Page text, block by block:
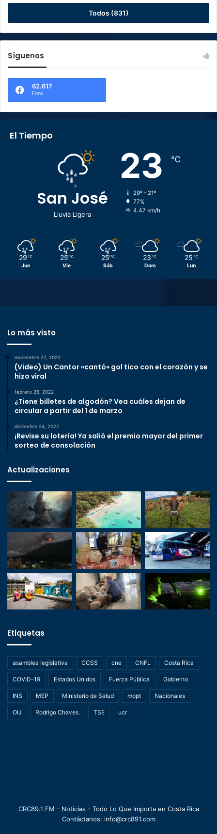
Todos (831)
Síguenos
62.617
Fans
El Tiempo
San José
Lluvia Ligera
23 ℃
29º - 21º
77%
4.47 km/h
29 ℃
Jue
25 ℃
Vie
25 ℃
Sáb
23 ℃
Dom
25 ℃
Lun
Lo más visto
noviembre 27, 2022
(Video) Un Cantor «cantó» gol tico con el corazón y se
hizo viral
febrero 26, 2022
¿Tiene billetes de algodón? Vea cuáles dejan de
circular a partir del 1 de marzo
diciembre 24, 2022
¡Revise su lotería! Ya salió el premio mayor del primer
sorteo de consolación
Actualizaciones
Etiquetas
asamblea legislativa CCSS cne CNFL Costa Rica
COVID-19 Estados Unidos Fuerza Pública Gobierno
INS MEP Ministerio de Salud mopt Nacionales
OIJ Rodrigo Chaves. TSE ucr
CRC89.1 FM - Noticias - Todo Lo Que Importa en Costa Rica
Contáctanos: info@crc891.com